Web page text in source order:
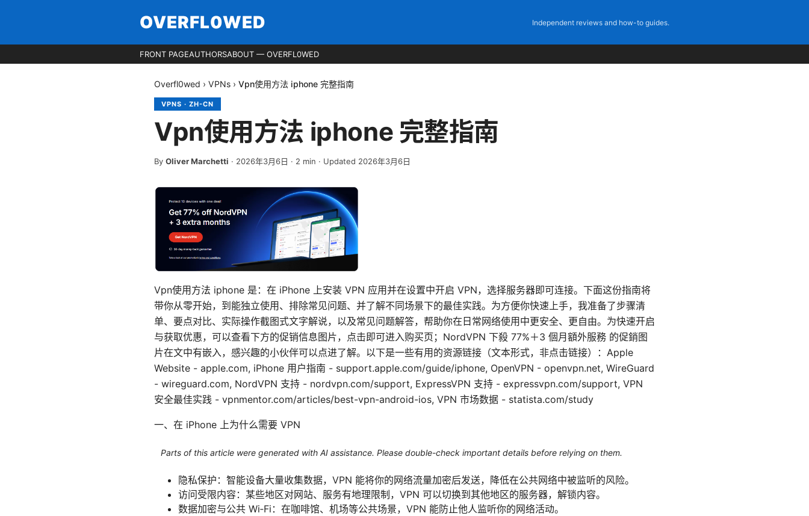
OVERFL0WED Independent reviews and how-to guides.
FRONT PAGEAUTHORSABOUT — OVERFL0WED
Overfl0wed › VPNs › Vpn使用方法 iphone 完整指南
VPNS · ZH-CN
Vpn使用方法 iphone 完整指南
By Oliver Marchetti · 2026年3月6日 · 2 min · Updated 2026年3月6日
Vpn使用方法 iphone 是：在 iPhone 上安装 VPN 应用并在设置中开启 VPN，选择服务器即可连接。下面这份指南将
带你从零开始，到能独立使用、排除常见问题、并了解不同场景下的最佳实践。为方便你快速上手，我准备了步骤清
单、要点对比、实际操作截图式文字解说，以及常见问题解答，帮助你在日常网络使用中更安全、更自由。为快速开启
与获取优惠，可以查看下方的促销信息图片，点击即可进入购买页；NordVPN 下殺 77%＋3 個月額外服務 的促銷图
片在文中有嵌入，感兴趣的小伙伴可以点进了解。以下是一些有用的资源链接（文本形式，非点击链接）：Apple
Website - apple.com, iPhone 用户指南 - support.apple.com/guide/iphone, OpenVPN - openvpn.net, WireGuard
- wireguard.com, NordVPN 支持 - nordvpn.com/support, ExpressVPN 支持 - expressvpn.com/support, VPN
安全最佳实践 - vpnmentor.com/articles/best-vpn-android-ios, VPN 市场数据 - statista.com/study
一、在 iPhone 上为什么需要 VPN
Parts of this article were generated with AI assistance. Please double-check important details before relying on them.
隐私保护：智能设备大量收集数据，VPN 能将你的网络流量加密后发送，降低在公共网络中被监听的风险。
访问受限内容：某些地区对网站、服务有地理限制，VPN 可以切换到其他地区的服务器，解锁内容。
数据加密与公共 Wi‑Fi：在咖啡馆、机场等公共场景，VPN 能防止他人监听你的网络活动。